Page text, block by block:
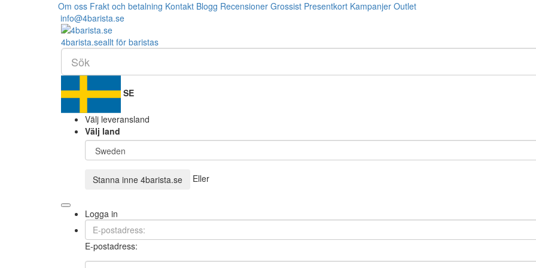
Om oss Frakt och betalning Kontakt Blogg Recensioner Grossist Presentkort Kampanjer Outlet
info@4barista.se
4barista.seallt för baristas
SE
Välj leveransland
Välj land
Stanna inne 4barista.se Eller
Logga in
E-postadress: